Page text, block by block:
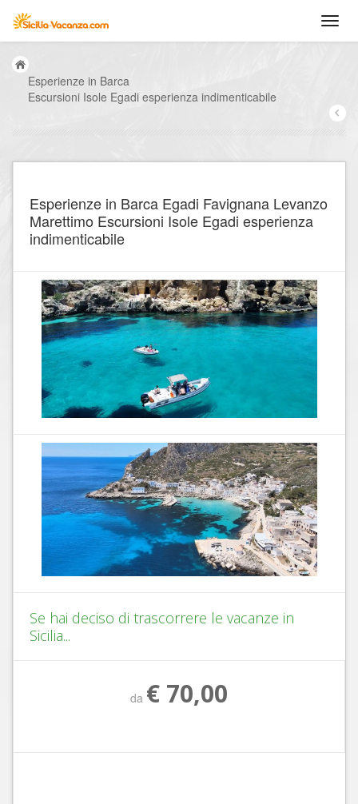
Esperienze in Barca
Escursioni Isole Egadi esperienza indimenticabile
Esperienze in Barca Egadi Favignana Levanzo
Marettimo Escursioni Isole Egadi esperienza
indimenticabile
Se hai deciso di trascorrere le vacanze in
Sicilia...
da € 70,00